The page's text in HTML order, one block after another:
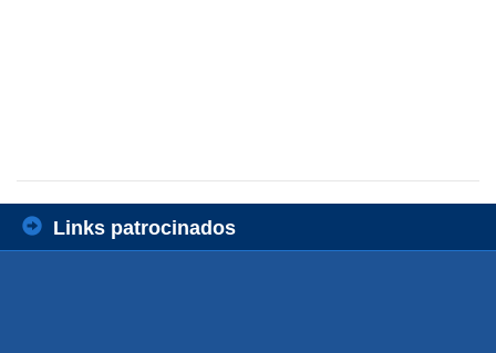
Links patrocinados